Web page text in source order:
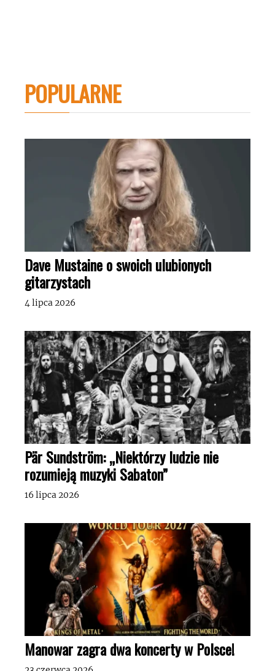
POPULARNE
Dave Mustaine o swoich ulubionych
gitarzystach
4 lipca 2026
Pär Sundström: „Niektórzy ludzie nie
rozumieją muzyki Sabaton”
16 lipca 2026
Manowar zagra dwa koncerty w Polsce!